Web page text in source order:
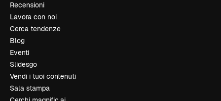
Recensioni
Lavora con noi
Cerca tendenze
Blog
Eventi
Slidesgo
Vendi i tuoi contenuti
Sala stampa